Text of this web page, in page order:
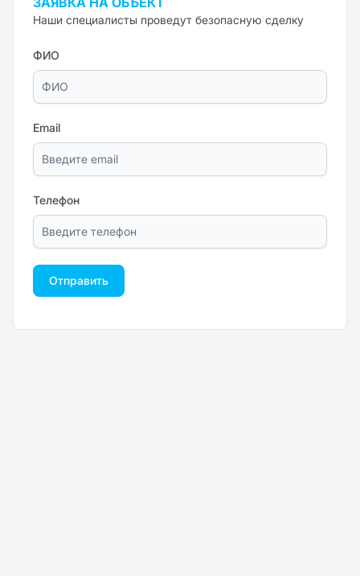
Наши специалисты проведут безопасную сделку
ФИО
Email
Телефон
Отправить